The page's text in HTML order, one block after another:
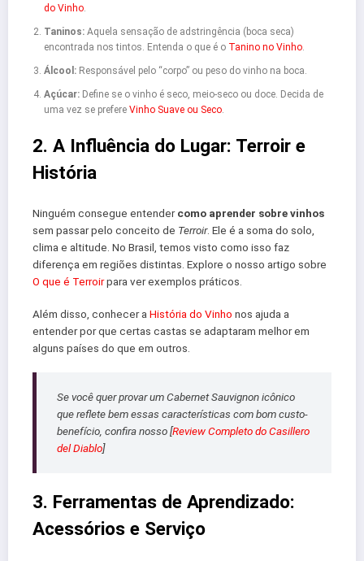
do Vinho.
Taninos:Aquela sensação de adstringência (boca seca)
encontrada nos tintos. Entenda o que é o Tanino no Vinho.
Álcool:Responsável pelo “corpo” ou peso do vinho na boca.
Açúcar:Define se o vinho é seco, meio-seco ou doce. Decida de
uma vez se prefere Vinho Suave ou Seco.
2. A Influência do Lugar: Terroir e
História
Ninguém consegue entendercomo aprender sobre vinhos
sem passar pelo conceito de Terroir. Ele é a soma do solo,
clima e altitude. No Brasil, temos visto como isso faz
diferença em regiões distintas. Explore o nosso artigo sobre
O que é Terroirpara ver exemplos práticos.
Além disso, conhecer a História do Vinho nos ajuda a
entender por que certas castas se adaptaram melhor em
alguns países do que em outros.
Se você quer provar um Cabernet Sauvignon icônico
que reflete bem essas características com bom custo-
benefício, confira nosso [Review Completo do Casillero
del Diablo]
3. Ferramentas de Aprendizado:
Acessórios e Serviço